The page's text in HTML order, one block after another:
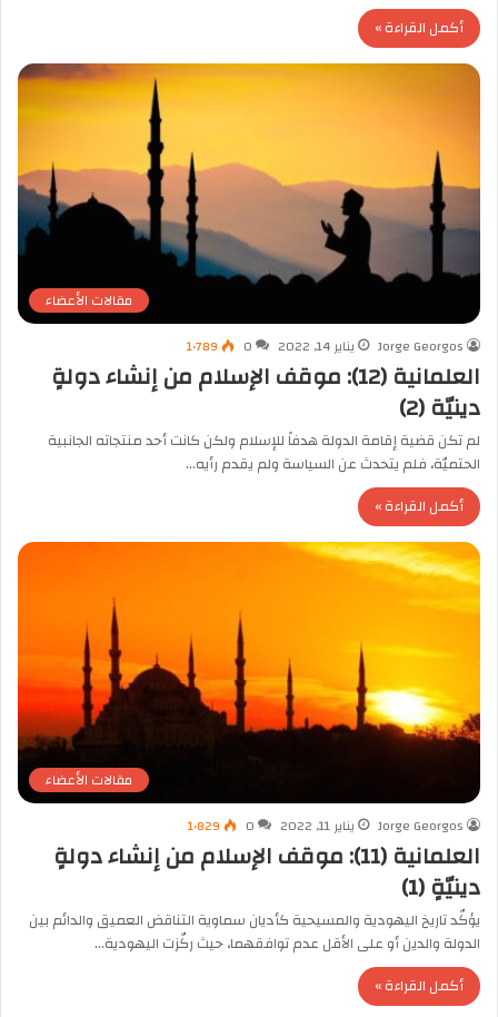
أكمل القراءة »
مقالات الأعضاء
Jorge Georgos
يناير 14, 2022 0 1٬789
العلمانية (12): موقف الإسلام من إنشاء دولةٍ
دينيّة (2)
لم تكن قضية إقامة الدولة هدفاً للإسلام ولكن كانت أحد منتجاته الجانبية
الحتميّة، فلم يتحدث عن السياسة ولم يقدم رأيه…
أكمل القراءة »
مقالات الأعضاء
Jorge Georgos
يناير 11, 2022 0 1٬829
العلمانية (11): موقف الإسلام من إنشاء دولةٍ
دينيّةٍ (1)
يؤكّد تاريخ اليهودية والمسيحية كأديان سماوية التناقض العميق والدائم بين
الدولة والدين أو على الأقل عدم توافقهما، حيث ركّزت اليهودية…
أكمل القراءة »